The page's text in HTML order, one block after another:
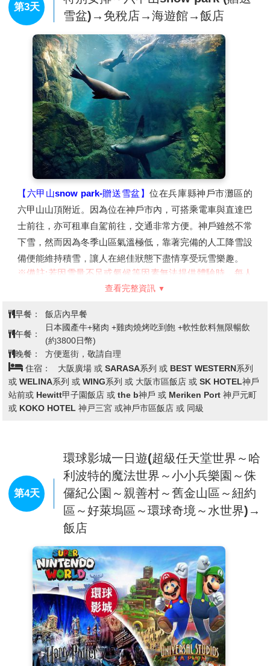
市街特別漂亮。
【音羽瀧】
金色水、延命水之稱，被列為日本十大名水之首。
【伏見稻荷大社】
據史書記載建於和同4(公元711)年，是日
本全國各地四萬所稻荷神社的總社。稻荷神社主要是日本人
信奉的保佑商業繁榮昌盛、五谷豐收之神的所在地。 伏見
稻荷大社位於稻荷山，由樓門、本殿、千本鳥居等構成，綠
樹掩映深處，一條看似隧道、由千座朱紅色鳥居構成的神祕
通道最讓人印象深刻，直通稻荷山山頂，是京都獨特風景的
代表之一。每年舉行歲旦祭、稻荷祭、節分祭、田植祭等多
種祭祀活動。
備註:清水寺若因維修或訂不到停車位行程改為金閣寺。
住宿：
京都堀川五條凱富 或 京都烏丸飯店 或 京都平安之森飯
店 或 京都東寺舒適飯店ERA 或 京都AMANEK 或 京都微笑飯店 或
Ariston Hotel京都十条 或 Urban Hotel京都 或 Mystays京都四條
或京都市區飯店 或 SK HOTEL神戶站前或 Hewitt甲子園飯店 或
the b神戶 或 Meriken Port 神戸元町 或 KOKO HOTEL 神戸三宮
或神戶市區飯店 或 大阪廣場 或 SARASA系列 或 BEST WESTERN
系列 或 WELINA系列 或 WING系列 或 大阪市區飯店 或 同級
第3天
特別安排～六甲山snow park (贈送
雪盆)→免稅店→海遊館→飯店
【六甲山snow park-贈送雪盆】位在兵庫縣神戶市灘區的
六甲山山頂附近。因為位在神戶市內，可搭乘電車與直達巴
士前往，亦可租車自駕前往，交通非常方便。神戶雖然不常
下雪，然而因為冬季山區氣溫極低，靠著完備的人工降雪設
備便能維持積雪，讓人在絕佳狀態下盡情享受玩雪樂趣。
※備註:若因雪量不足或氣候等因素無法提供體驗時，每人
購親朋好友的禮物。
海遊館是位於日本大阪的一個大型水族館，以其
環太平洋地區為主題的獨特展覽和巨大的鯨鯊而聞名。 館
內展示了約620種、3萬隻海洋生物，並設有大型水槽和互
動體驗區，讓遊客可以近距離觀賞各種海洋生物，例如海
豹、企鵝、海豚和鯨鯊等等。
飯店內早餐
日本國產牛+豬肉 +雞肉燒烤吃到飽 +軟性飲料無限暢飲
(約3800日幣)
晚餐：
方便逛街，敬請自理
住宿：
大阪廣場 或 SARASA系列 或 BEST WESTERN系列
或 WELINA系列 或 WING系列 或 大阪市區飯店 或 SK HOTEL神戶
站前或 Hewitt甲子園飯店 或 the b神戶 或 Meriken Port 神戸元町
或 KOKO HOTEL 神戸三宮 或神戶市區飯店 或 同級
第4天
環球影城一日遊(超級任天堂世界～哈
利波特的魔法世界～小小兵樂園～侏
儸紀公園～親善村～舊金山區～紐約
區～好萊塢區～環球奇境～水世界)→